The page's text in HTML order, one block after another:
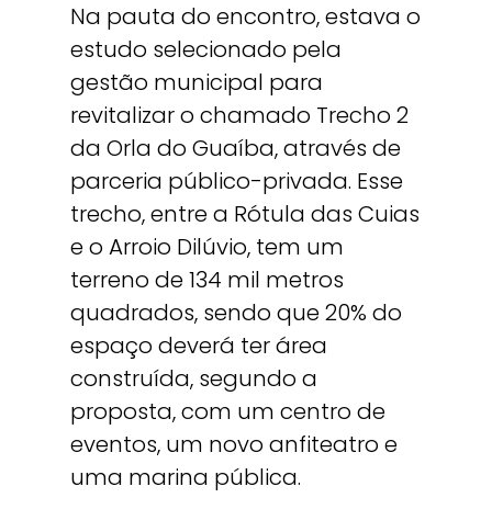
Na pauta do encontro, estava o
estudo selecionado pela
gestão municipal para
revitalizar o chamado Trecho 2
da Orla do Guaíba, através de
parceria público-privada. Esse
trecho, entre a Rótula das Cuias
e o Arroio Dilúvio, tem um
terreno de 134 mil metros
quadrados, sendo que 20% do
espaço deverá ter área
construída, segundo a
proposta, com um centro de
eventos, um novo anfiteatro e
uma marina pública.